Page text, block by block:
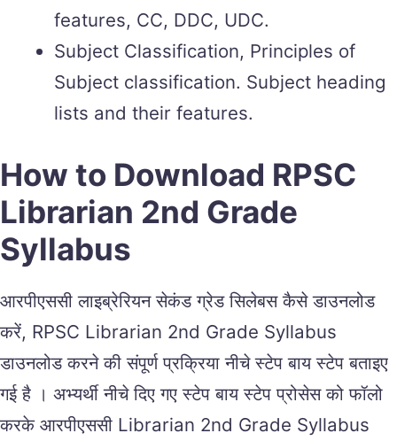
features, CC, DDC, UDC.
Subject Classification, Principles of
Subject classification. Subject heading
lists and their features.
How to Download RPSC
Librarian 2nd Grade
Syllabus
आरपीएससी लाइब्रेरियन सेकंड ग्रेड सिलेबस कैसे डाउनलोड
करें, RPSC Librarian 2nd Grade Syllabus
डाउनलोड करने की संपूर्ण प्रक्रिया नीचे स्टेप बाय स्टेप बताइए
गई है । अभ्यर्थी नीचे दिए गए स्टेप बाय स्टेप प्रोसेस को फॉलो
करके आरपीएससी Librarian 2nd Grade Syllabus